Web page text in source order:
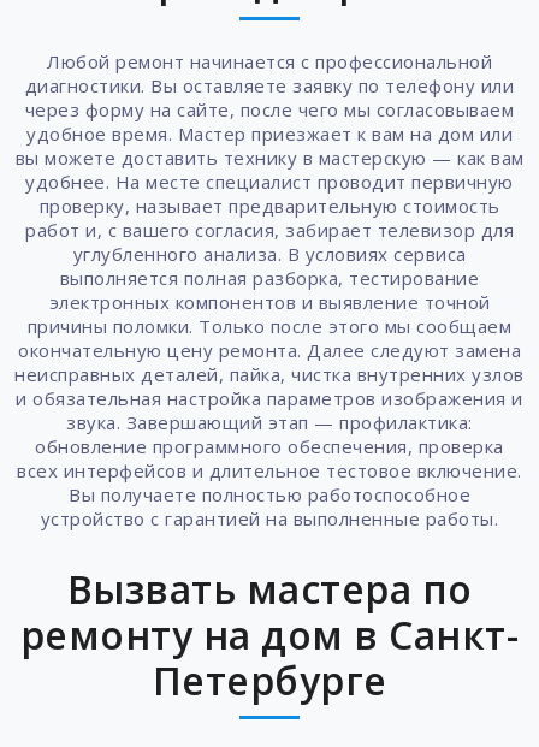
Любой ремонт начинается с профессиональной
диагностики. Вы оставляете заявку по телефону или
через форму на сайте, после чего мы согласовываем
удобное время. Мастер приезжает к вам на дом или
вы можете доставить технику в мастерскую — как вам
удобнее. На месте специалист проводит первичную
проверку, называет предварительную стоимость
работ и, с вашего согласия, забирает телевизор для
углубленного анализа. В условиях сервиса
выполняется полная разборка, тестирование
электронных компонентов и выявление точной
причины поломки. Только после этого мы сообщаем
окончательную цену ремонта. Далее следуют замена
неисправных деталей, пайка, чистка внутренних узлов
и обязательная настройка параметров изображения и
звука. Завершающий этап — профилактика:
обновление программного обеспечения, проверка
всех интерфейсов и длительное тестовое включение.
Вы получаете полностью работоспособное
устройство с гарантией на выполненные работы.
Вызвать мастера по
ремонту на дом в Санкт-
Петербурге